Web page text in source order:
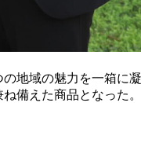
域の魅力を一箱に
備えた商品となった。